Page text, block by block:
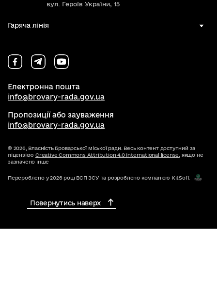
вул. Героїв України, 15
Гаряча лінія
Електронна пошта
info@brovary-rada.gov.ua
Пропозиції або зауваження
info@brovary-rada.gov.ua
© 2026, Власність Броварської міської ради. Весь контент доступний за
ліцензією Creative Commons Attribution 4.0 International license , якщо не
зазначено інше
Перероблено у 2026 році ВСП ЗСУ та розроблено компанією KitSoft
Повернутись наверх